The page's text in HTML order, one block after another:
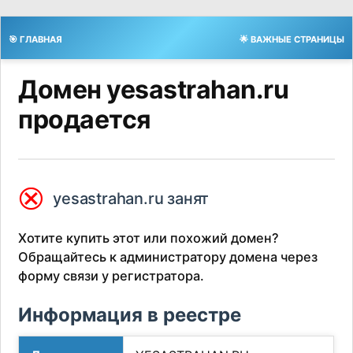
🎯 ГЛАВНАЯ 🌟 ВАЖНЫЕ СТРАНИЦЫ
Домен yesastrahan.ru
продается
⮿ yesastrahan.ru занят
Хотите купить этот или похожий домен?
Обращайтесь к администратору домена через
форму связи у регистратора.
Информация в реестре